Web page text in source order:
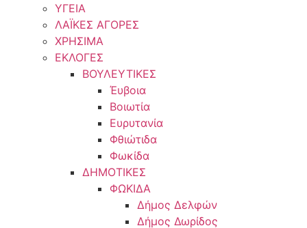
ΥΓΕΙΑ
ΛΑΪΚΕΣ ΑΓΟΡΕΣ
ΧΡΗΣΙΜΑ
ΕΚΛΟΓΕΣ
ΒΟΥΛΕΥΤΙΚΕΣ
Έυβοια
Βοιωτία
Ευρυτανία
Φθιώτιδα
Φωκίδα
ΔΗΜΟΤΙΚΕΣ
ΦΩΚΙΔΑ
Δήμος Δελφών
Δήμος Δωρίδος